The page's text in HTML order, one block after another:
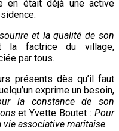
en était déjà une active
et la qualité de son
la factrice du village,
par tous.
présents dès qu’il faut
exprime un besoin,
la constance de son
et Yvette Boutet :Pour
associative maritaise.